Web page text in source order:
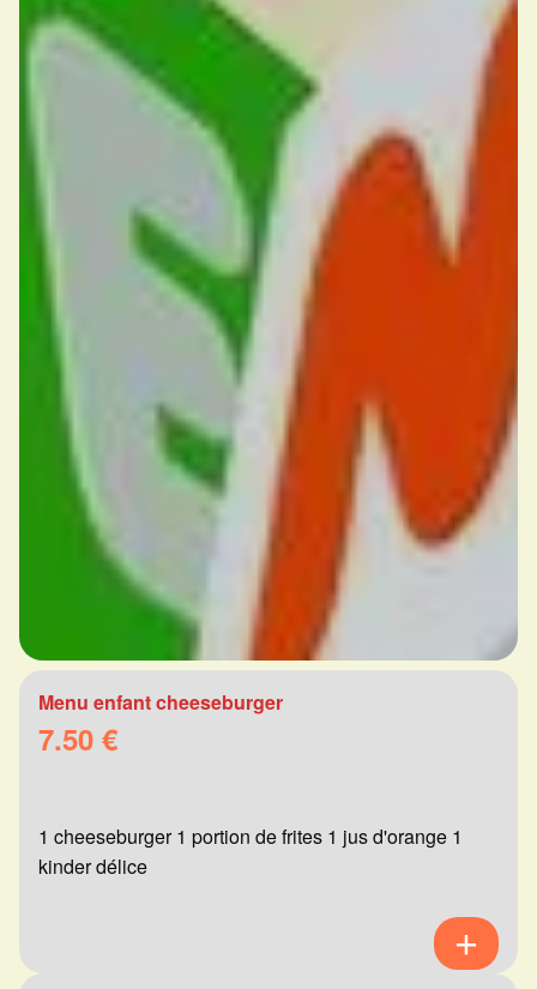
Menu enfant cheeseburger
7.50 €
1 cheeseburger 1 portion de frites 1 jus d'orange 1
kinder délice